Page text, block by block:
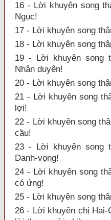
16 - Lời khuyên song
Ngục!
17 - Lời khuyên song
18 - Lời khuyên song
19 - Lời khuyên song
Nhân duyên!
20 - Lời khuyên song
21 - Lời khuyên song
lợi!
22 - Lời khuyên song
cầu!
23 - Lời khuyên song
Danh-vọng!
24 - Lời khuyên song
có ứng!
25 - Lời khuyên song
26 - Lời khuyên chị